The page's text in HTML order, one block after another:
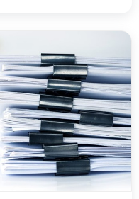
otvoreno do 3.
Pravilnik o
poljoprivredi i
razvoja za 2027.